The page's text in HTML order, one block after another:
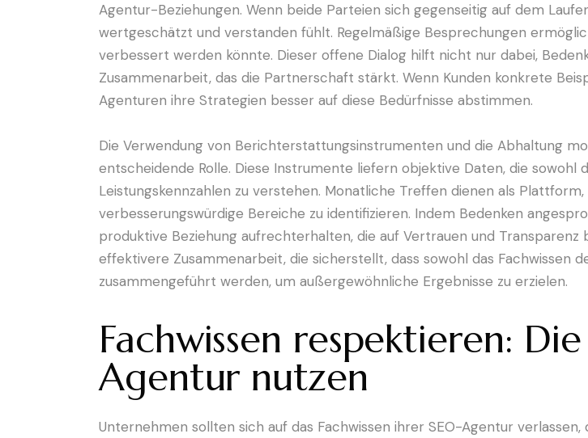
Agentur-Beziehungen. Wenn beide Parteien sich gegenseitig auf dem
wertgeschätzt und verstanden fühlt. Regelmäßige Besprechungen
verbessert werden könnte. Dieser offene Dialog hilft nicht nur dabei,
Zusammenarbeit, das die Partnerschaft stärkt. Wenn Kunden konkrete
Agenturen ihre Strategien besser auf diese Bedürfnisse abstimmen.
Die Verwendung von Berichterstattungsinstrumenten und die Abhaltung
entscheidende Rolle. Diese Instrumente liefern objektive Daten, die sowohl
Leistungskennzahlen zu verstehen. Monatliche Treffen dienen als
verbesserungswürdige Bereiche zu identifizieren. Indem Bedenken
produktive Beziehung aufrechterhalten, die auf Vertrauen und
effektivere Zusammenarbeit, die sicherstellt, dass sowohl das Fachwissen
zusammengeführt werden, um außergewöhnliche Ergebnisse zu erzielen.
Fachwissen respektieren:
Agentur nutzen
Unternehmen sollten sich auf das Fachwissen ihrer SEO-Agentur